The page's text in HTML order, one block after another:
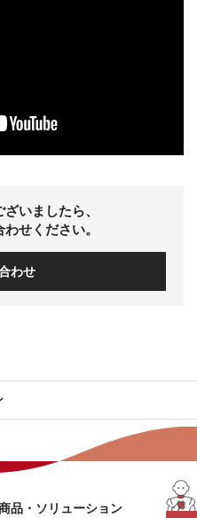
いましたら、
せください。
わせ
品・ソリューション